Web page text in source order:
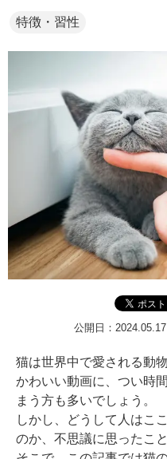
特徴・習性
公開日：2024.05.17
猫は世界中で愛される動
かわいい動画に、つい時
まう方も多いでしょう。
しかし、どうして人はこ
のか、不思議に思ったこ